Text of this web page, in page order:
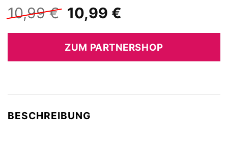
10,99€ Ursprünglicher
Preis
war:
10,99 €
10,99 €
ist:
10,99 €.
ZUM PARTNERSHOP
BESCHREIBUNG